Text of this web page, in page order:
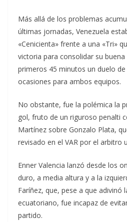
Más allá de los problemas
últimas jornadas, Venezuela
«Cenicienta» frente a una «Tri»
victoria para consolidar su
primeros 45 minutos un duelo
ocasiones para ambos equipos.
No obstante, fue la polémica la
gol, fruto de un riguroso penalti
Martínez sobre Gonzalo Plata,
revisado en el VAR por el arbitro
Enner Valencia lanzó desde los
duro, a media altura y a la
Faríñez, que, pese a que adivinó
ecuatoriano, fue incapaz de
partido.